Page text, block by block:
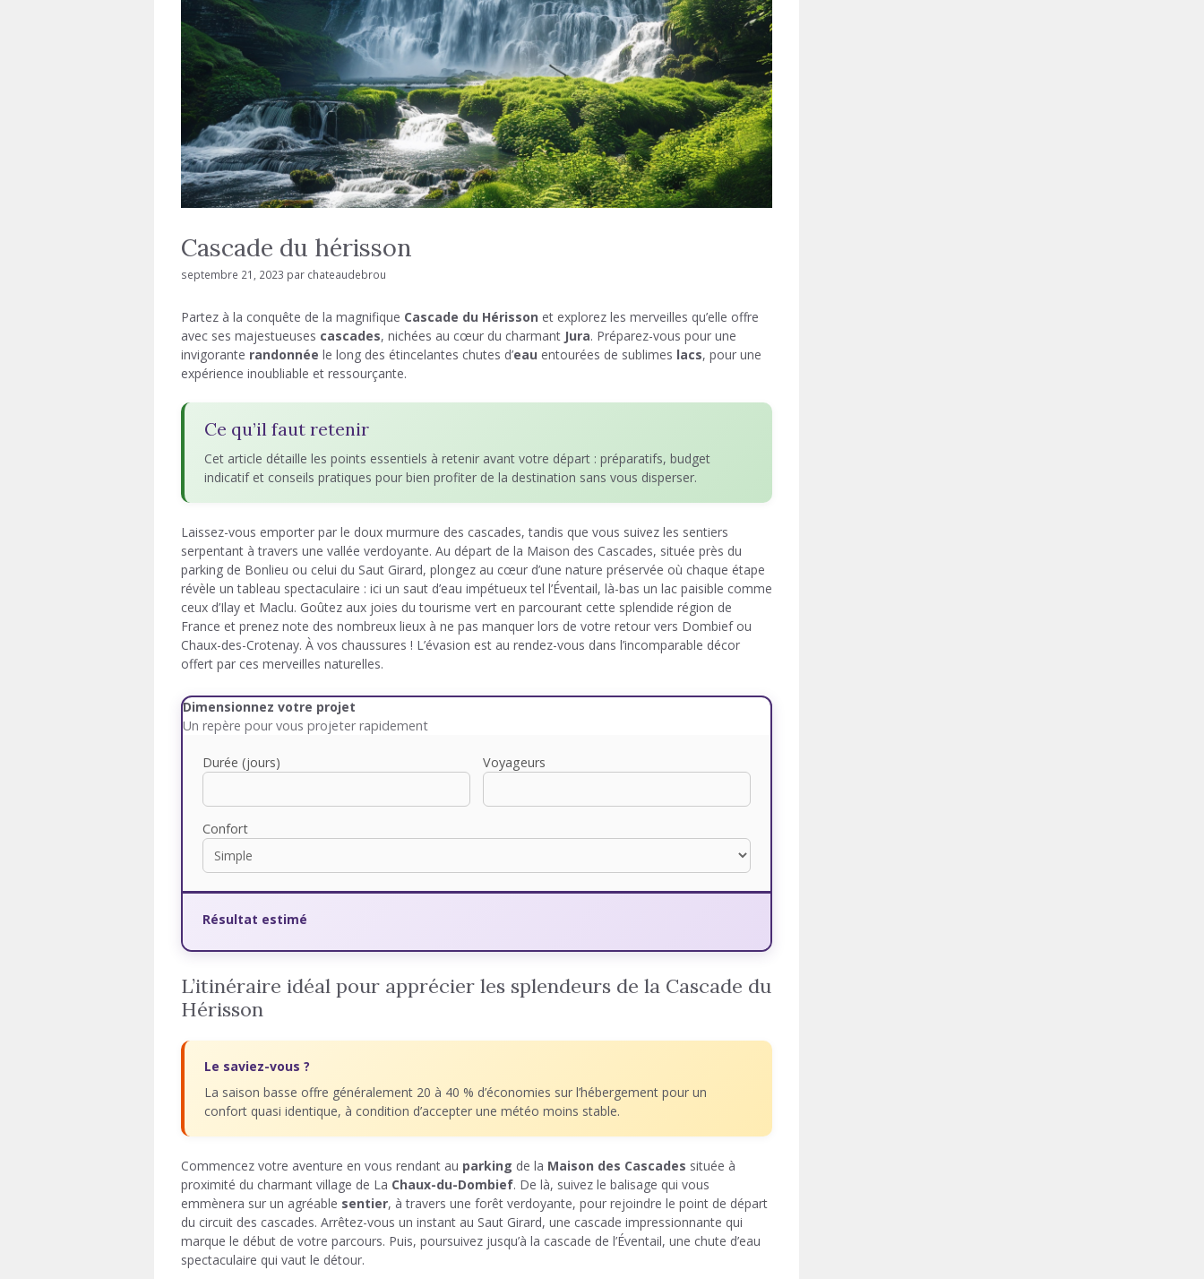
Cascade du hérisson
septembre 21, 2023 par chateaudebrou
Partez à la conquête de la magnifique Cascade du Hérisson et explorez les merveilles qu’elle offre
avec ses majestueuses cascades, nichées au cœur du charmant Jura. Préparez-vous pour une
invigorante randonnée le long des étincelantes chutes d’eau entourées de sublimes lacs, pour une
expérience inoubliable et ressourçante.
Ce qu’il faut retenir
Cet article détaille les points essentiels à retenir avant votre départ : préparatifs, budget
indicatif et conseils pratiques pour bien profiter de la destination sans vous disperser.
Laissez-vous emporter par le doux murmure des cascades, tandis que vous suivez les sentiers
serpentant à travers une vallée verdoyante. Au départ de la Maison des Cascades, située près du
parking de Bonlieu ou celui du Saut Girard, plongez au cœur d’une nature préservée où chaque étape
révèle un tableau spectaculaire : ici un saut d’eau impétueux tel l’Éventail, là-bas un lac paisible comme
ceux d’Ilay et Maclu. Goûtez aux joies du tourisme vert en parcourant cette splendide région de
France et prenez note des nombreux lieux à ne pas manquer lors de votre retour vers Dombief ou
Chaux-des-Crotenay. À vos chaussures ! L’évasion est au rendez-vous dans l’incomparable décor
offert par ces merveilles naturelles.
Dimensionnez votre projet
Un repère pour vous projeter rapidement
Durée (jours) Voyageurs
Confort
Résultat estimé
L’itinéraire idéal pour apprécier les splendeurs de la Cascade du
Hérisson
Le saviez-vous ?
La saison basse offre généralement 20 à 40 % d’économies sur l’hébergement pour un
confort quasi identique, à condition d’accepter une météo moins stable.
Commencez votre aventure en vous rendant au parking de la Maison des Cascades située à
proximité du charmant village de La Chaux-du-Dombief. De là, suivez le balisage qui vous
emmènera sur un agréable sentier, à travers une forêt verdoyante, pour rejoindre le point de départ
du circuit des cascades. Arrêtez-vous un instant au Saut Girard, une cascade impressionnante qui
marque le début de votre parcours. Puis, poursuivez jusqu’à la cascade de l’Éventail, une chute d’eau
spectaculaire qui vaut le détour.